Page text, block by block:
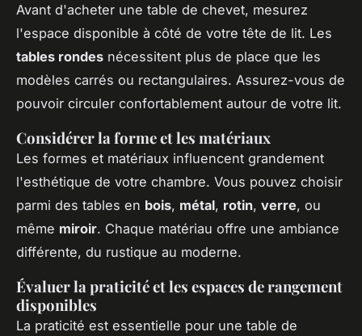
Avant d'acheter une table de chevet, mesurez
l'espace disponible à côté de votre tête de lit. Les
tables rondes nécessitent plus de place que les
modèles carrés ou rectangulaires. Assurez-vous de
pouvoir circuler confortablement autour de votre lit.
Considérer la forme et les matériaux
Les formes et matériaux influencent grandement
l'esthétique de votre chambre. Vous pouvez choisir
parmi des tables en bois, métal, rotin, verre, ou
même miroir. Chaque matériau offre une ambiance
différente, du rustique au moderne.
Évaluer la praticité et les espaces de rangement
disponibles
La praticité est essentielle pour une table de